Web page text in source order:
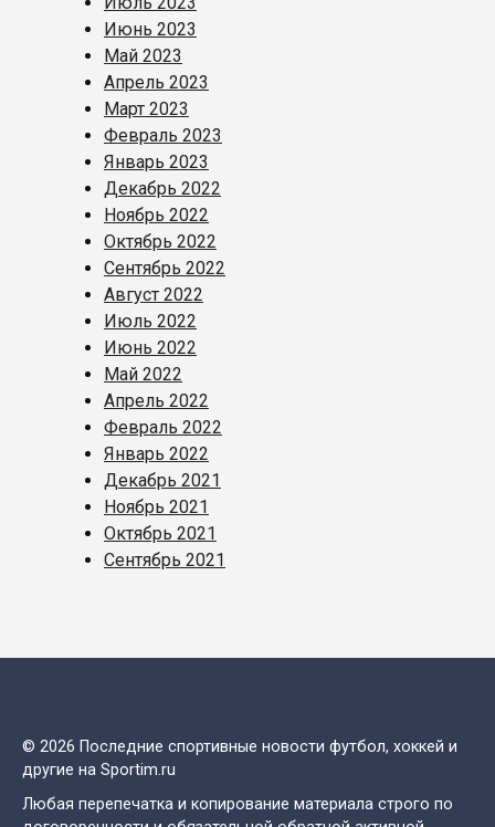
Июнь 2023
Май 2023
Апрель 2023
Март 2023
Февраль 2023
Январь 2023
Декабрь 2022
Ноябрь 2022
Октябрь 2022
Сентябрь 2022
Август 2022
Июль 2022
Июнь 2022
Май 2022
Апрель 2022
Февраль 2022
Январь 2022
Декабрь 2021
Ноябрь 2021
Октябрь 2021
Сентябрь 2021
© 2026 Последние спортивные новости футбол, хоккей и
другие на Sportim.ru
Любая перепечатка и копирование материала строго по